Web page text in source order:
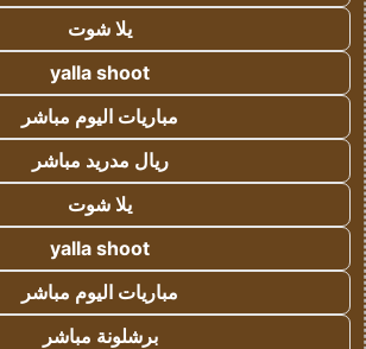
يلا شوت
yalla shoot
مباريات اليوم مباشر
ريال مدريد مباشر
يلا شوت
yalla shoot
مباريات اليوم مباشر
برشلونة مباشر